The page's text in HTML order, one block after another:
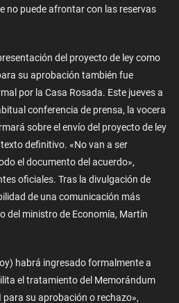
no puede afrontar con las reservas
del proyecto de ley como
su aprobación también fue
por la Casa Rosada. Este jueves a
conferencia de prensa, la vocera
sobre el envío del proyecto de ley
definitivo. «No van a ser
el documento del acuerdo»,
oficiales. Tras la divulgación de
de una comunicación más
del ministro de Economía, Martín
habrá ingresado formalmente a
el tratamiento del Memorándum
su aprobación o rechazo»,